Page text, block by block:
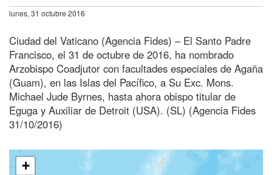
lunes, 31 octubre 2016
Ciudad del Vaticano (Agencia Fides) – El Santo Padre
Francisco, el 31 de octubre de 2016, ha nombrado
Arzobispo Coadjutor con facultades especiales de Agaña
(Guam), en las Islas del Pacífico, a Su Exc. Mons.
Michael Jude Byrnes, hasta ahora obispo titular de
Eguga y Auxiliar de Detroit (USA). (SL) (Agencia Fides
31/10/2016)
+